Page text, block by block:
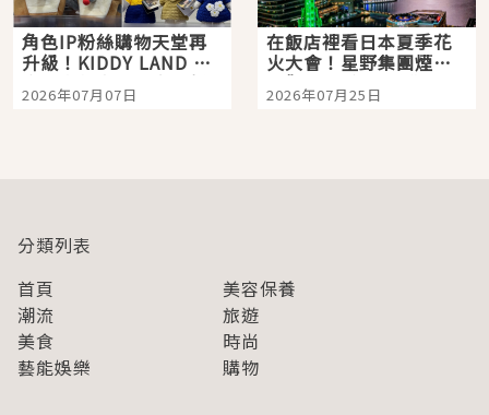
角色IP粉絲購物天堂再
升級！KIDDY LAND 原
宿店吉伊卡哇迎客，新
開幕 OMOKADO 店3分
2026年07月07日
在飯店裡看日本夏季花
火大會！星野集團煙火
景觀飯店6選，讓你不用
人擠人悠閒欣賞
2026年07月25日
分類列表
首頁
美容保養
潮流
旅遊
美食
時尚
藝能娛樂
購物